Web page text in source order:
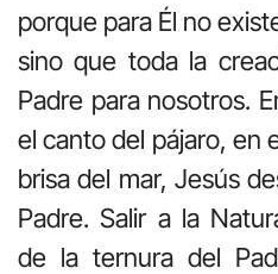
porque para Él no
sino que toda la
Padre para nosotros.
el canto del pájaro, en
brisa del mar, Jesús
Padre. Salir a la
de la ternura del